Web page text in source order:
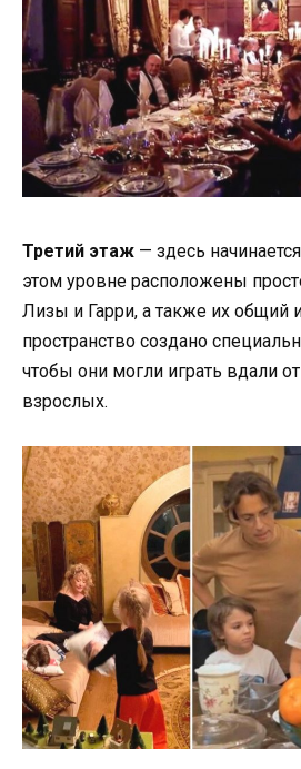
Третий этаж — здесь
этом уровне расположены
Лизы и Гарри, а также их общий
пространство создано
чтобы они могли играть вдали
взрослых.